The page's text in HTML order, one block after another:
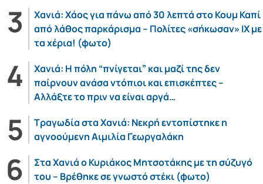
Χανιά: Χάος για πάνω από 30 λεπτά στο Κουμ Καπί
από λάθος παρκάρισμα – Πολίτες «σήκωσαν» ΙΧ με
τα χέρια! (φωτο)
Χανιά: Η πόλη “πνίγεται” και μαζί της δεν
παίρνουν ανάσα ντόπιοι και επισκέπτες –
Αλλάξτε το πριν να είναι αργά…
Τραγωδία στα Χανιά: Νεκρή εντοπίστηκε η
αγνοούμενη Αιμιλία Γεωργαλάκη
Στα Χανιά ο Κυριάκος Μητσοτάκης με τη σύζυγό
του – Βρέθηκε σε γνωστό στέκι (φωτο)